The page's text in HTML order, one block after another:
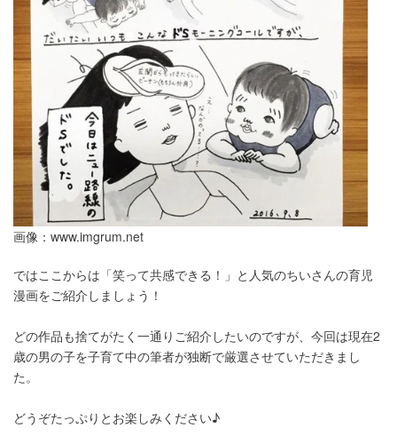
画像： www.imgrum.net
ではここからは「笑って共感できる！」と人気のちいさんの育児
漫画をご紹介しましょう！
どの作品も捨てがたく一通りご紹介したいのですが、今回は現在2
歳の男の子を子育て中の筆者が独断で厳選させていただきまし
た。
どうぞたっぷりとお楽しみください♪